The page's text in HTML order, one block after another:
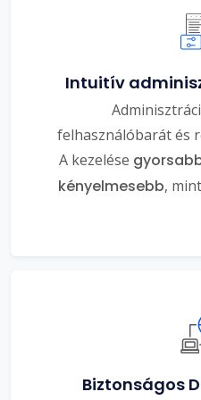
Intuitív
felhasználóbarát és
A kezelése
kényelmesebb,
Biztonságos